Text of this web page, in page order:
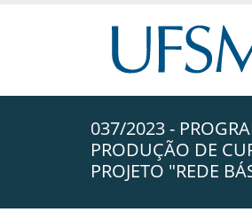
037/2023 -
PRODUÇÃO DE
PROJETO "REDE